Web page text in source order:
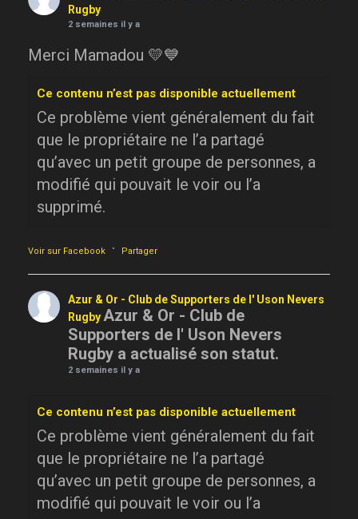
Rugby
2 semaines il y a
Merci Mamadou 💛💙
Ce contenu n’est pas disponible actuellement
Ce problème vient généralement du fait
que le propriétaire ne l’a partagé
qu’avec un petit groupe de personnes, a
modifié qui pouvait le voir ou l’a
supprimé.
Voir sur Facebook · Partager
Azur & Or - Club de Supporters de l' Uson Nevers
RugbyAzur & Or - Club de
Supporters de l' Uson Nevers
Rugby a actualisé son statut.
2 semaines il y a
Ce contenu n’est pas disponible actuellement
Ce problème vient généralement du fait
que le propriétaire ne l’a partagé
qu’avec un petit groupe de personnes, a
modifié qui pouvait le voir ou l’a